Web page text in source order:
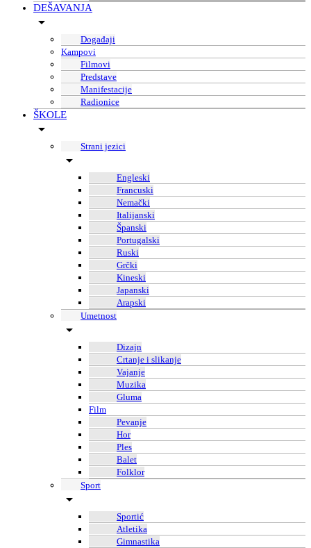
DEŠAVANJA
Događaji
Kampovi
Filmovi
Predstave
Manifestacije
Radionice
ŠKOLE
Strani jezici
Engleski
Francuski
Nemački
Italijanski
Španski
Portugalski
Ruski
Grčki
Kineski
Japanski
Arapski
Umetnost
Dizajn
Crtanje i slikanje
Vajanje
Muzika
Gluma
Film
Pevanje
Hor
Ples
Balet
Folklor
Sport
Sportić
Atletika
Gimnastika